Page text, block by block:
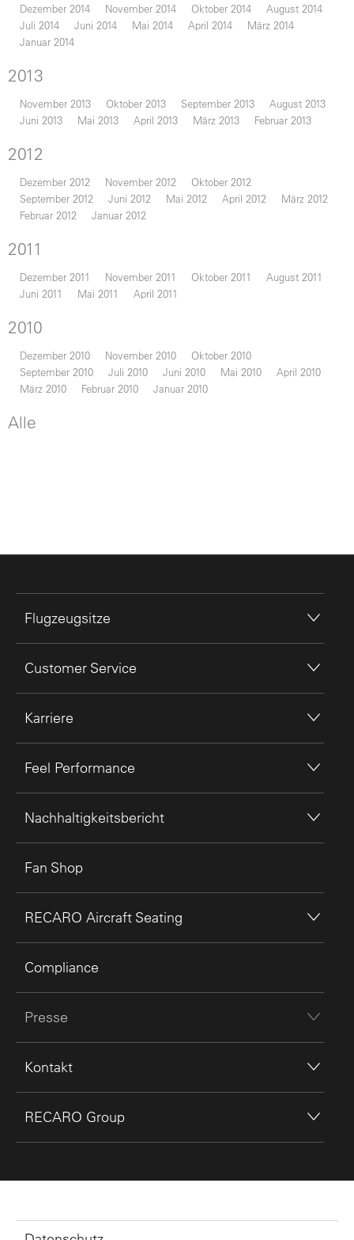
Dezember 2014 November 2014 Oktober 2014
August 2014
Juli 2014
Juni 2014 Mai 2014 April 2014
März 2014
Januar 2014
2013
November 2013 Oktober 2013 September 2013
August 2013
Juni 2013
Mai 2013 April 2013 März 2013 Februar 2013
2012
Dezember 2012 November 2012
Oktober 2012
September 2012
Juni 2012 Mai 2012 April 2012
März 2012
Februar 2012
Januar 2012
2011
Dezember 2011 November 2011 Oktober 2011
August 2011
Juni 2011
Mai 2011 April 2011
2010
Dezember 2010 November 2010
Oktober 2010
September 2010
Juli 2010 Juni 2010 Mai 2010
April 2010
März 2010
Februar 2010 Januar 2010
Alle
Flugzeugsitze
Customer Service
Karriere
Feel Performance
Nachhaltigkeitsbericht
Fan Shop
RECARO Aircraft Seating
Compliance
Presse
Kontakt
RECARO Group